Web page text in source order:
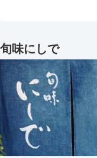
旬味にしで